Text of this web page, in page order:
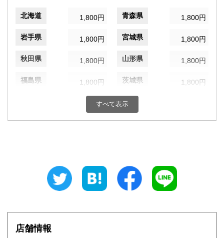
北海道 1,800円 青森県 1,800円
岩手県 1,800円 宮城県 1,800円
秋田県 1,800円 山形県 1,800円
福島県 1,800円 茨城県 1,800円
1,800円 群馬県
埼玉県 千葉県
1,800円 富山県
1,800円 福井県
1,800円 1,800円
岐阜県
すべて表示
店舗情報